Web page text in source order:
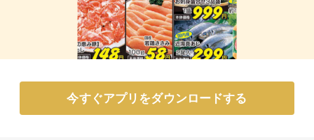
今すぐアプリをダウンロードする